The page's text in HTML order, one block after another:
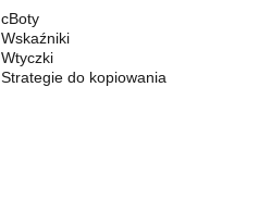
cBoty
Wskaźniki
Wtyczki
Strategie do kopiowania